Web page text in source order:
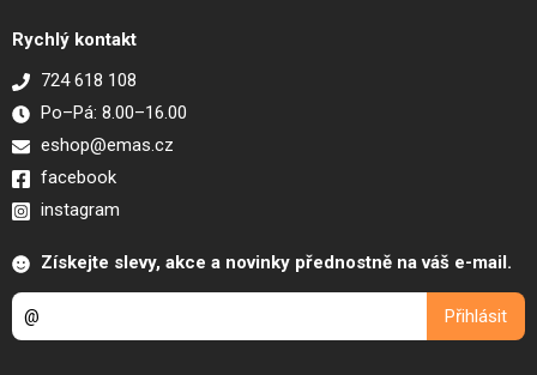
Rychlý kontakt
724 618 108
Po–Pá: 8.00–16.00
eshop@emas.cz
facebook
instagram
Získejte slevy, akce a novinky přednostně na váš e-mail.